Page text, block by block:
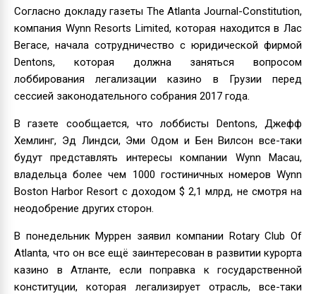
Согласно докладу газеты The Atlanta Journal-Constitution,
компания Wynn Resorts Limited, которая находится в Лас
Вегасе, начала сотрудничество с юридической фирмой
Dentons, которая должна заняться вопросом
лоббирования легализации казино в Грузии перед
сессией законодательного собрания 2017 года.
В газете сообщается, что лоббисты Dentons, Джефф
Хемлинг, Эд Линдси, Эми Одом и Бен Вилсон все-таки
будут представлять интересы компании Wynn Macau,
владельца более чем 1000 гостиничных номеров Wynn
Boston Harbor Resort с доходом $ 2,1 млрд, не смотря на
неодобрение других сторон.
В понедельник Муррен заявил компании Rotary Club Of
Atlanta, что он все ещё заинтересован в развитии курорта
казино в Атланте, если поправка к государственной
конституции, которая легализирует отрасль, все-таки